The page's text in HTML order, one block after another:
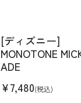
[ディズニー]
MONOTONE
ADE
¥7,480(税込)